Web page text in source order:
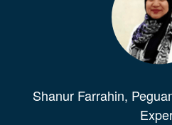
Shanur Farrahin,